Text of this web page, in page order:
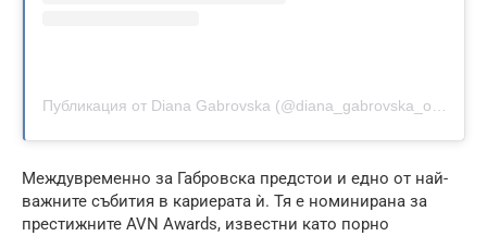
Публикация от Diana Gabrovska (@diana_gabrovska_official)
Междувременно за Габровска предстои и едно от най-
важните събития в кариерата ѝ. Тя е номинирана за
престижните AVN Awards, известни като порно